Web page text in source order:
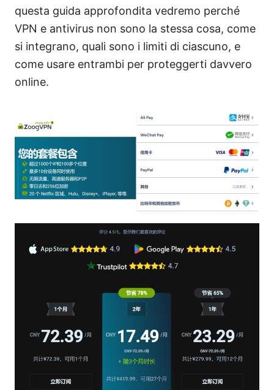
questa guida approfondita vedremo perché
VPN e antivirus non sono la stessa cosa, come
si integrano, quali sono i limiti di ciascuno, e
come usare entrambi per proteggerti davvero
online.